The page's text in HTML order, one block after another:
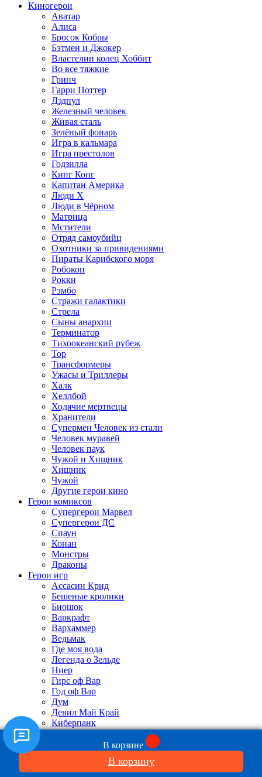
В корзине
В корзину
Киногерои
Аватар
Алиса
Бросок Кобры
Бэтмен и Джокер
Властелин колец Хоббит
Во все тяжкие
Гринч
Гарри Поттер
Дэдпул
Железный человек
Живая сталь
Зелёный фонарь
Игра в кальмара
Игра престолов
Годзилла
Кинг Конг
Капитан Америка
Люди X
Люди в Чёрном
Матрица
Мстители
Отряд самоубийц
Охотники за привидениями
Пираты Карибского моря
Робокоп
Рокки
Рэмбо
Стражи галактики
Стрела
Сыны анархии
Терминатор
Тихоокеанский рубеж
Тор
Трансформеры
Ужасы и Триллеры
Халк
Хеллбой
Ходячие мертвецы
Хранители
Супермен Человек из стали
Человек муравей
Человек паук
Чужой и Хищник
Хищник
Чужой
Другие герои кино
Герои комиксов
Супергерои Марвел
Супергерои ДС
Спаун
Конан
Монстры
Драконы
Герои игр
Ассасин Крид
Бешеные кролики
Биошок
Варкрафт
Вархаммер
Ведьмак
Где моя вода
Легенда о Зельде
Ниер
Гирс оф Вар
Год оф Вар
Дум
Девил Май Край
Киберпанк
Маленькие кошмары